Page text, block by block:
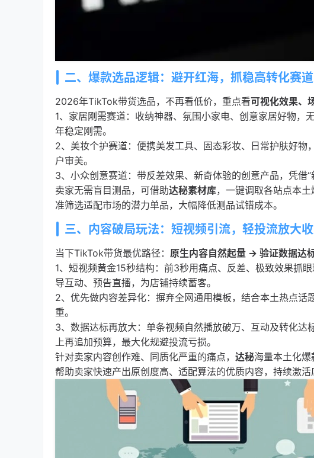
二、爆款选品逻辑：避开红海，抓稳高转化赛道
2026年TikTok带货选品，不再看低价，重点看可视化效果、
1、家居刚需赛道：收纳神器、氛围小家电、创意家居好物
年稳定刚需。
2、美妆个护赛道：便携美发工具、固态彩妆、日常护肤好
户审美。
3、小众创意赛道：带反差效果、新奇体验的创意产品，凭借
卖家无需盲目测品，可借助达秘素材库，一键调取各站点本
准筛选适配市场的潜力单品，大幅降低测品试错成本。
三、内容破局玩法：短视频引流，轻投流放大
当下TikTok带货最优路径： 原生内容自然起量 → 验证数据达
1、短视频黄金15秒结构：前3秒用痛点、反差、极致效果抓
导互动、预告直播，为店铺持续蓄客。
2、优先做内容差异化：摒弃全网通用模板，结合本土热点
重。
3、数据达标再放大：单条视频自然播放破万、互动及转化
上再追加预算，最大化规避投流亏损。
针对卖家内容创作难、同质化严重的痛点， 达秘海量本土化爆
帮助卖家快速产出原创度高、适配算法的优质内容，持续激活